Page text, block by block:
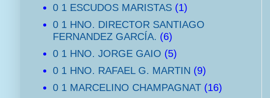
0 1 ESCUDOS MARISTAS (1)
0 1 HNO. DIRECTOR SANTIAGO
FERNANDEZ GARCÍA. (6)
0 1 HNO. JORGE GAIO (5)
0 1 HNO. RAFAEL G. MARTIN (9)
0 1 MARCELINO CHAMPAGNAT (16)